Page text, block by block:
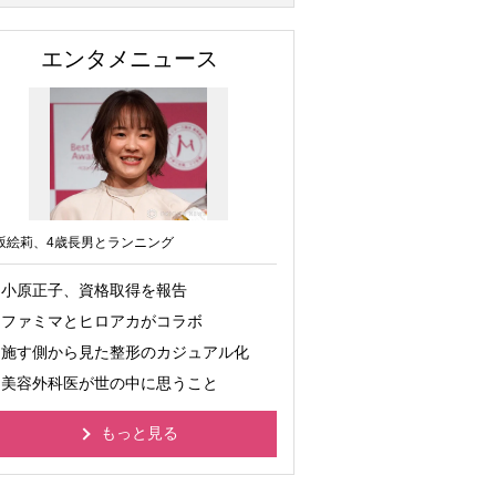
エンタメニュース
絵莉、4歳長男とランニング
小原正子、資格取得を報告
ファミマとヒロアカがコラボ
施す側から見た整形のカジュアル化
美容外科医が世の中に思うこと
もっと見る